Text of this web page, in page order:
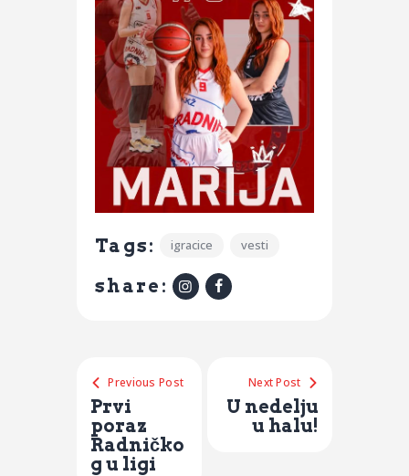
Tags: igracice vesti
share:
Previous Post
Prvi
poraz
Radničko
g u ligi
Next Post
U nedelju
u halu!